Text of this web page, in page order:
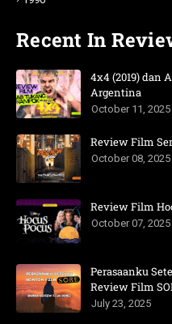
Recent In
4x4 (2019) dan
Argentina
October 11, 2025
Review Film
October 08, 2025
Review Film
October 07, 2025
Perasaanku
Review Film
July 23, 2025